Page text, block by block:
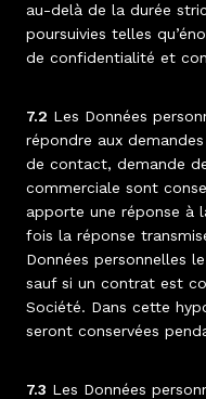
au-delà de la durée
poursuivies telles
de confidentialité et
7.2 Les Données
répondre aux
de contact, demande
commerciale sont
apporte une réponse à
fois la réponse
Données personnelles
sauf si un contrat est
Société. Dans cette
seront conservées
7.3 Les Données